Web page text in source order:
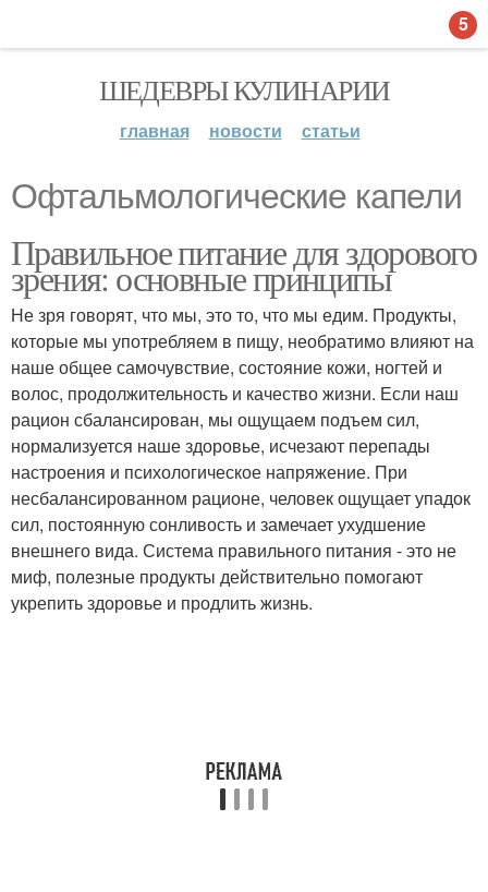
ШЕДЕВРЫ КУЛИНАРИИ
главная новости статьи
Офтальмологические капели
Правильное питание для здорового
зрения: основные принципы
Не зря говорят, что мы, это то, что мы едим. Продукты,
которые мы употребляем в пищу, необратимо влияют на
наше общее самочувствие, состояние кожи, ногтей и
волос, продолжительность и качество жизни. Если наш
рацион сбалансирован, мы ощущаем подъем сил,
нормализуется наше здоровье, исчезают перепады
настроения и психологическое напряжение. При
несбалансированном рационе, человек ощущает упадок
сил, постоянную сонливость и замечает ухудшение
внешнего вида. Система правильного питания - это не
миф, полезные продукты действительно помогают
укрепить здоровье и продлить жизнь.
5